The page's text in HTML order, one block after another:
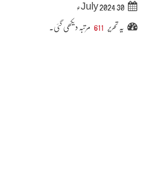
30 July 2024ء
یہ تحریر 611 مرتبہ دیکھی گئی۔